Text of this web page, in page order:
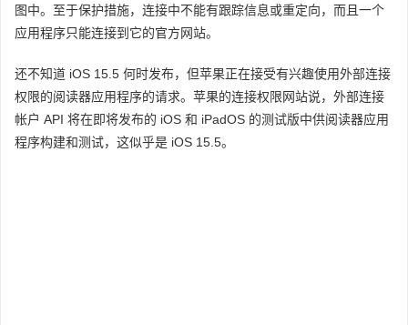
图中。至于保护措施，连接中不能有跟踪信息或重定向，而且一个
应用程序只能连接到它的官方网站。
还不知道 iOS 15.5 何时发布，但苹果正在接受有兴趣使用外部连接
权限的阅读器应用程序的请求。苹果的连接权限网站说，外部连接
帐户 API 将在即将发布的 iOS 和 iPadOS 的测试版中供阅读器应用
程序构建和测试，这似乎是 iOS 15.5。